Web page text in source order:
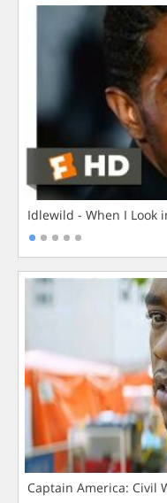
Idlewild - When I Look
Captain America: Civil